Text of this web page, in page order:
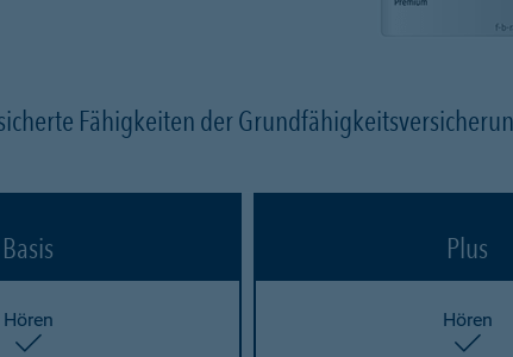
Fähigkeiten der
Basis Plus
Hören
enthalten
Hören